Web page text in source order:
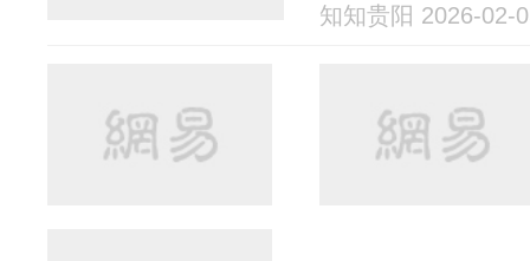
知知贵阳 2026-02-